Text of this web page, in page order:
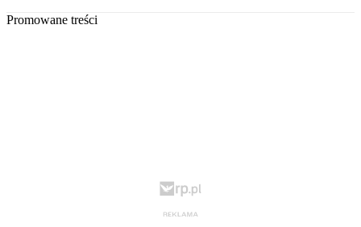
Promowane treści